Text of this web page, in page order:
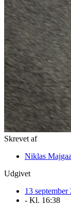
Skrevet af
Niklas
Udgivet
13 september
- Kl. 16:38